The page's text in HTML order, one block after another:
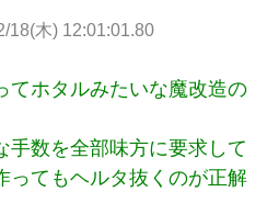
18(木) 12:01:01.80
てホタルみたいな魔改造の
手数を全部味方に要求して
ってもヘルタ抜くのが正解